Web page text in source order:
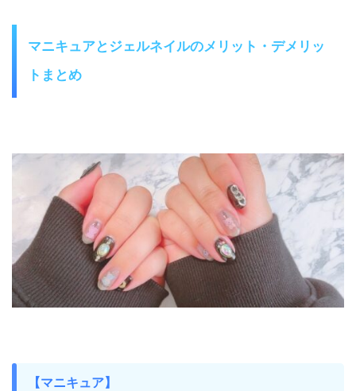
マニキュアとジェルネイルのメリット・デメリッ
トまとめ
【マニキュア】